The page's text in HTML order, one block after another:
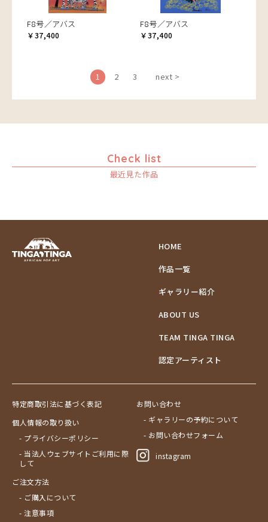
F8号／アバス
￥37,400
F8号／アバス
￥37,400
1 2 3 next >
Check list
最近見た作品
HOME
作品一覧
ギャラリー紹介
ABOUT US
TEAM TINGA TINGA
認定アーティスト
特定商取引法に基づく表記
個人情報の取り扱い
- プライバシーポリシー
- 当法人ウェブサイトご利用に際
して
ご注文方法
- ご購入について
- 注意事項
お問い合わせ
- ギャラリーの予約について
- お問い合わせフォーム
instagram